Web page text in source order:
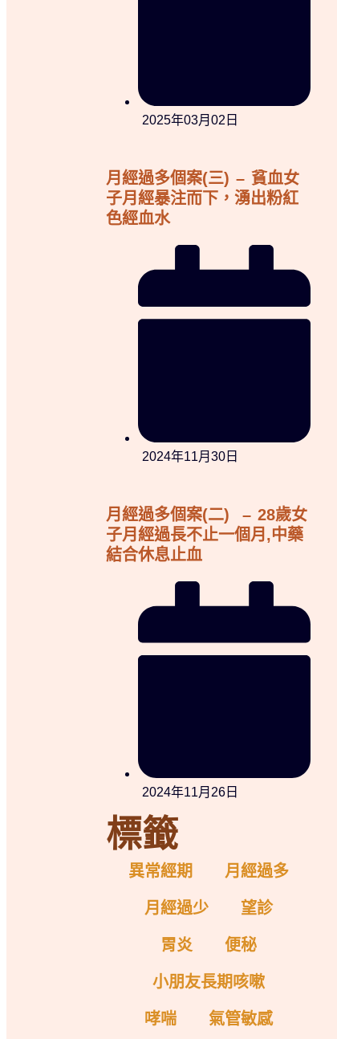
2025年03月02日
月經過多個案(三) – 貧血女
子月經暴注而下，湧出粉紅
色經血水
2024年11月30日
月經過多個案(二) – 28歲女
子月經過長不止一個月,中藥
結合休息止血
2024年11月26日
標籤
異常經期 月經過多
月經過少 望診
胃炎 便秘
小朋友長期咳嗽
哮喘 氣管敏感